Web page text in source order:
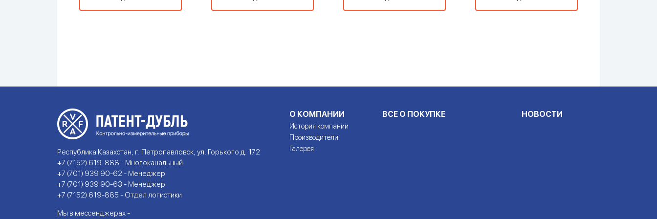
Республика Казахстан, г. Петропавловск, ул. Горького д. 172
+7 (7152) 619-888 - Многоканальный
+7 (701) 939 90-62 - Менеджер
+7 (701) 939 90-63 - Менеджер
+7 (7152) 619-885 - Отдел логистики
Мы в мессенджерах -
О КОМПАНИИ
История компании
Производители
Галерея
ВСЕ О ПОКУПКЕ НОВОСТИ